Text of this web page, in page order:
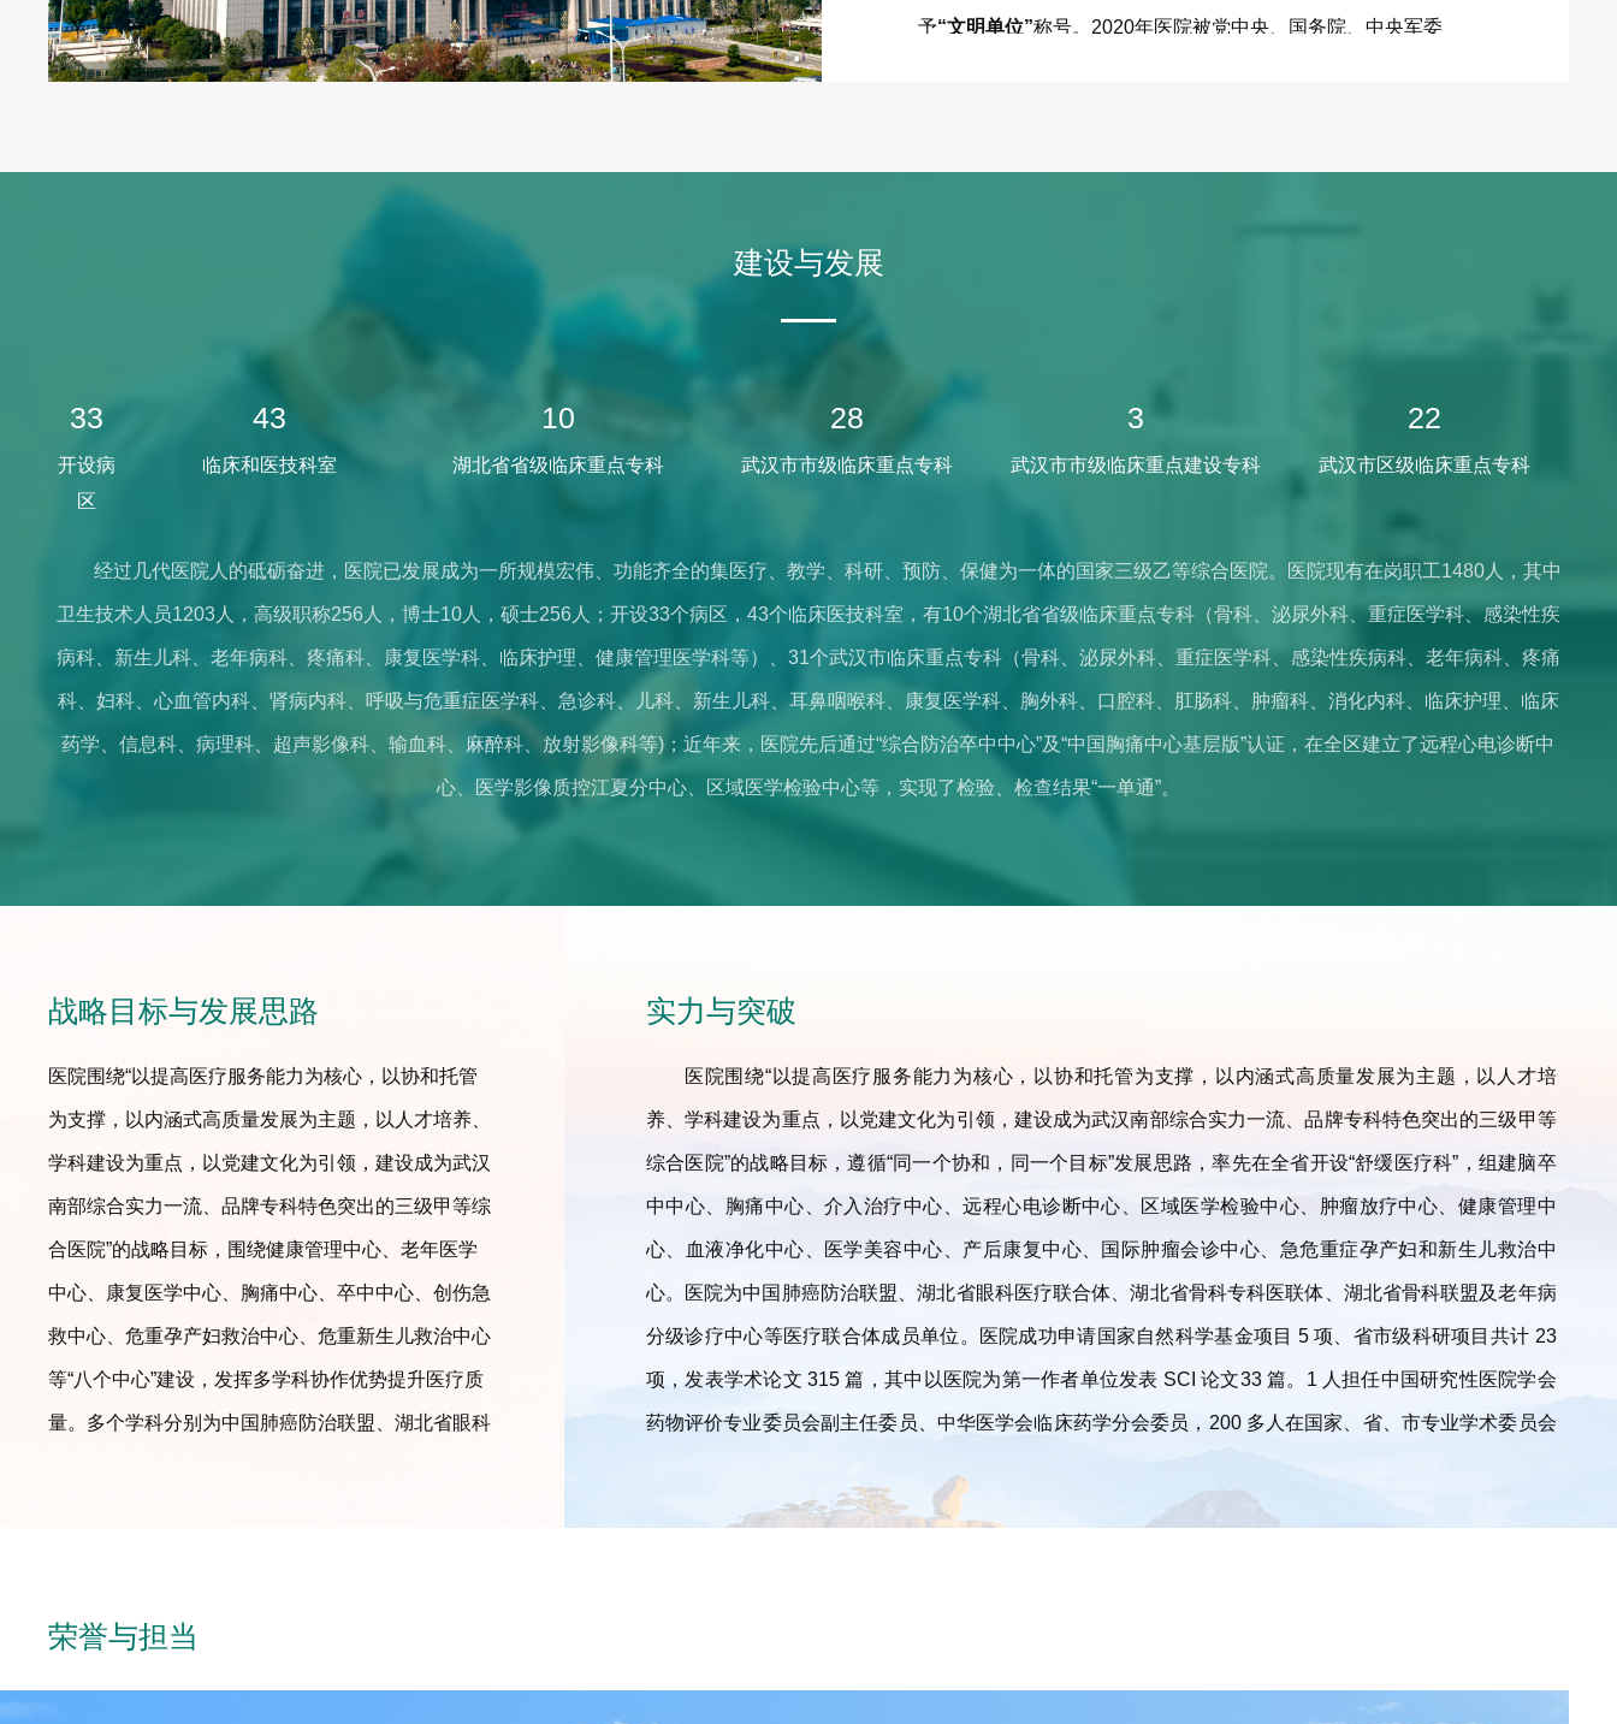
予“文明单位”称号。2020年医院被党中央、国务院、中央军委
张，医院年门诊量93.2万余人次、年出院量4.7万余人次、手术
台量1.1万余台次。拥有西门子超导型3.0T磁共振成像系统、GE
1.5T磁共振、GE 超高端128排螺旋CT、GE 64排螺旋CT、西门
建设与发展
33
开设病
区
43
临床和医技科室
10
湖北省省级临床重点专科
28
武汉市市级临床重点专科
3
武汉市市级临床重点建设专科
22
武汉市区级临床重点专科
经过几代医院人的砥砺奋进，医院已发展成为一所规模宏伟、功能齐全的集医疗、教学、科研、预防、保健为一体的国家三级乙等综合医院。医院现有在岗职工1480人，其中
卫生技术人员1203人，高级职称256人，博士10人，硕士256人；开设33个病区，43个临床医技科室，有10个湖北省省级临床重点专科（骨科、泌尿外科、重症医学科、感染性疾
病科、新生儿科、老年病科、疼痛科、康复医学科、临床护理、健康管理医学科等）、31个武汉市临床重点专科（骨科、泌尿外科、重症医学科、感染性疾病科、老年病科、疼痛
科、妇科、心血管内科、肾病内科、呼吸与危重症医学科、急诊科、儿科、新生儿科、耳鼻咽喉科、康复医学科、胸外科、口腔科、肛肠科、肿瘤科、消化内科、临床护理、临床
药学、信息科、病理科、超声影像科、输血科、麻醉科、放射影像科等)；近年来，医院先后通过“综合防治卒中中心”及“中国胸痛中心基层版”认证，在全区建立了远程心电诊断中
心、医学影像质控江夏分中心、区域医学检验中心等，实现了检验、检查结果“一单通”。
战略目标与发展思路
医院围绕“以提高医疗服务能力为核心，以协和托管
为支撑，以内涵式高质量发展为主题，以人才培养、
学科建设为重点，以党建文化为引领，建设成为武汉
南部综合实力一流、品牌专科特色突出的三级甲等综
合医院”的战略目标，围绕健康管理中心、老年医学
中心、康复医学中心、胸痛中心、卒中中心、创伤急
救中心、危重孕产妇救治中心、危重新生儿救治中心
等“八个中心”建设，发挥多学科协作优势提升医疗质
量。多个学科分别为中国肺癌防治联盟、湖北省眼科
化对口帮扶区域医疗事业协同发展，竭力保障辖区人
实力与突破
医院围绕“以提高医疗服务能力为核心，以协和托管为支撑，以内涵式高质量发展为主题，以人才培
养、学科建设为重点，以党建文化为引领，建设成为武汉南部综合实力一流、品牌专科特色突出的三级甲等
综合医院”的战略目标，遵循“同一个协和，同一个目标”发展思路，率先在全省开设“舒缓医疗科”，组建脑卒
中中心、胸痛中心、介入治疗中心、远程心电诊断中心、区域医学检验中心、肿瘤放疗中心、健康管理中
心、血液净化中心、医学美容中心、产后康复中心、国际肿瘤会诊中心、急危重症孕产妇和新生儿救治中
心。医院为中国肺癌防治联盟、湖北省眼科医疗联合体、湖北省骨科专科医联体、湖北省骨科联盟及老年病
分级诊疗中心等医疗联合体成员单位。医院成功申请国家自然科学基金项目 5 项、省市级科研项目共计 23
项，发表学术论文 315 篇，其中以医院为第一作者单位发表 SCI 论文33 篇。1 人担任中国研究性医院学会
药物评价专业委员会副主任委员、中华医学会临床药学分会委员，200 多人在国家、省、市专业学术委员会
医院目前可开展冠状动脉造影、冠状动脉支架置入、脑动脉瘤手术、全脑血管造影、颈椎间盘突出射频
荣誉与担当